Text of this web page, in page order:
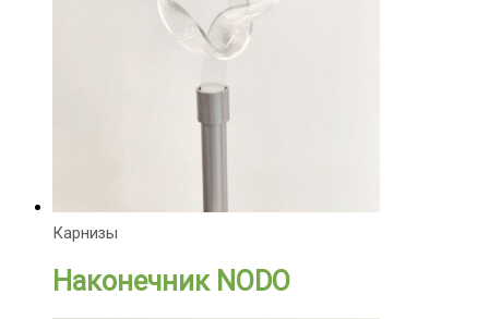
Карнизы
Наконечник NODO